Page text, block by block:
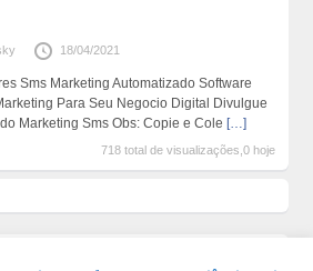
18/04/2021
Sms Marketing Automatizado Software
Para Seu Negocio Digital Divulgue
Marketing Sms Obs: Copie e Cole […]
718 total de visualizações,0 hoje